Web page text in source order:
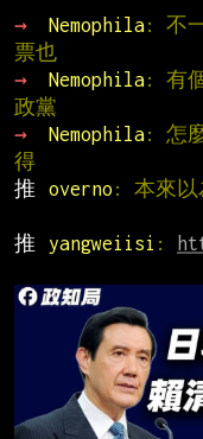
→
Nemophila: 不
票也
→
Nemophila: 有
政黨
→
Nemophila: 怎
得
推
overno : 本來以
推
yangweiisi :